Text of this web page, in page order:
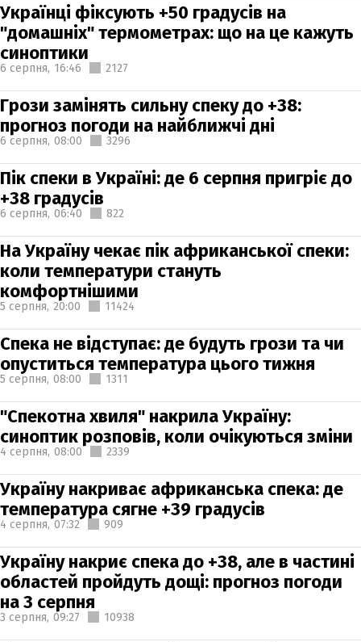
Українці фіксують +50 градусів на
"домашніх" термометрах: що на це кажуть
синоптики
6 серпня, 16:46 2127
Грози замінять сильну спеку до +38:
прогноз погоди на найближчі дні
6 серпня, 08:00 3296
Пік спеки в Україні: де 6 серпня пригріє до
+38 градусів
6 серпня, 06:40 822
На Україну чекає пік африканської спеки:
коли температури стануть
комфортнішими
5 серпня, 20:00 11424
Спека не відступає: де будуть грози та чи
опуститься температура цього тижня
5 серпня, 08:00 1311
"Спекотна хвиля" накрила Україну:
синоптик розповів, коли очікуються зміни
4 серпня, 08:00 2339
Україну накриває африканська спека: де
температура сягне +39 градусів
4 серпня, 07:32 909
Україну накриє спека до +38, але в частині
областей пройдуть дощі: прогноз погоди
на 3 серпня
3 серпня, 09:27 10938